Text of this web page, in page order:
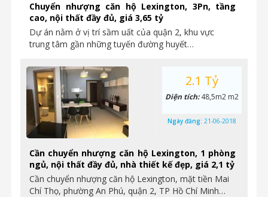
Chuyển nhượng căn hộ Lexington, 3Pn, tầng
cao, nội thất đầy đủ, giá 3,65 tỷ
Dự án nằm ở vị trí sầm uất của quận 2, khu vực
trung tâm gần những tuyến đường huyết…
Cần chuyển nhượng căn hộ Lexington, 1 phòng
ngủ, nội thất đầy đủ, nhà thiết kế đẹp, giá 2,1 tỷ
Cần chuyển nhượng căn hộ Lexington, mặt tiền Mai
Chí Thọ, phường An Phú, quận 2, TP Hồ Chí Minh…
2.1 Tỷ
Diện tích:48,5m2 m2
Ngày đăng: 21-06-2018